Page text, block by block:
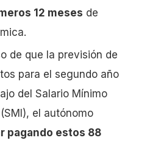
12 meses de
de que la previsión de
para el segundo año
del Salario Mínimo
el autónomo
pagando estos 88